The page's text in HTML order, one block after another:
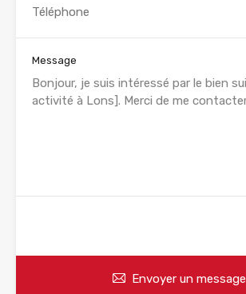
Message
Envoyer un message